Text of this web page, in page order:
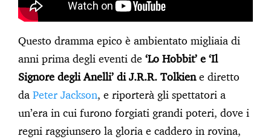
Questo dramma epico è ambientato migliaia di
anni prima degli eventi de ‘Lo Hobbit’ e ‘Il
Signore degli Anelli’ di J.R.R. Tolkiene diretto
da Peter Jackson, e riporterà gli spettatori a
un’era in cui furono forgiati grandi poteri, dove i
regni raggiunsero la gloria e caddero in rovina,